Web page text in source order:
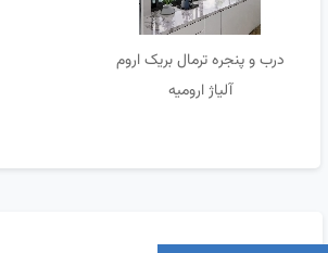
درب و پنجره ترمال بریک اروم
آلیاژ ارومیه